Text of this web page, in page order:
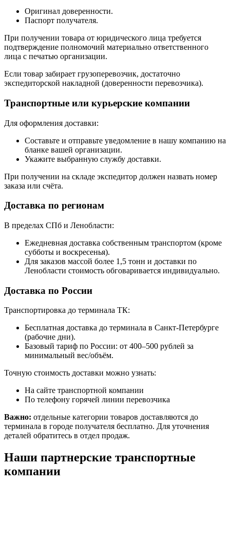
Оригинал доверенности.
Паспорт получателя.
При получении товара от юридического лица требуется
подтверждение полномочий материально ответственного
лица с печатью организации.
Если товар забирает грузоперевозчик, достаточно
экспедиторской накладной (доверенности перевозчика).
Транспортные или курьерские компании
Для оформления доставки:
Составьте и отправьте уведомление в нашу компанию на
бланке вашей организации.
Укажите выбранную службу доставки.
При получении на складе экспедитор должен назвать номер
заказа или счёта.
Доставка по регионам
В пределах СПб и Ленобласти:
Ежедневная доставка собственным транспортом (кроме
субботы и воскресенья).
Для заказов массой более 1,5 тонн и доставки по
Ленобласти стоимость обговаривается индивидуально.
Доставка по России
Транспортировка до терминала ТК:
Бесплатная доставка до терминала в Санкт-Петербурге
(рабочие дни).
Базовый тариф по России: от 400–500 рублей за
минимальный вес/объём.
Точную стоимость доставки можно узнать:
На сайте транспортной компании
По телефону горячей линии перевозчика
Важно: отдельные категории товаров доставляются до
терминала в городе получателя бесплатно. Для уточнения
деталей обратитесь в отдел продаж.
Наши партнерские транспортные
компании